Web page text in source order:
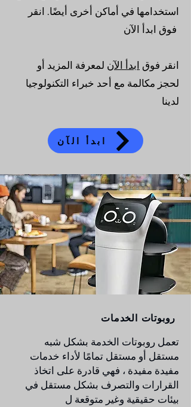
استخدامها في أماكن أخرى أيضًا. انقر
انقر فوق ابدأ الآن لمعرفة المزيد أو
لحجز مكالمة مع أحد خبراء التكنولوجيا
لدينا
ابدأ الآن
تعمل روبوتات الخدمة بشكل شبه
مستقل أو مستقل تمامًا لأداء خدمات
مفيدة مفيدة ، فهي قادرة على اتخاذ
القرارات والتصرف بشكل مستقل في
بيئات حقيقية وغير متوقعة ل